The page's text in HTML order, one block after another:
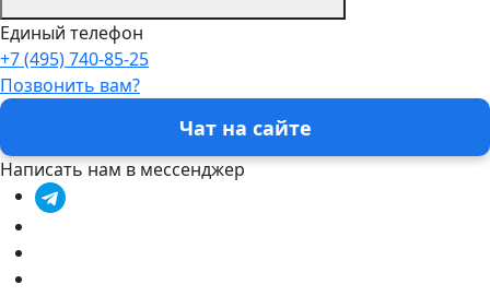
Единый телефон
+7 (495) 740-85-25
Позвонить вам?
Чат на сайте
Написать нам в мессенджер